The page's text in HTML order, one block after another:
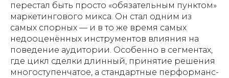
перестал быть просто «обязательным пунктом»
маркетингового микса. Он стал одним из
самых спорных — и в то же время самых
недооценённых инструментов влияния на
поведение аудитории. Особенно в сегментах,
где цикл сделки длинный, принятие решения
многоступенчатое, а стандартные перформанс-